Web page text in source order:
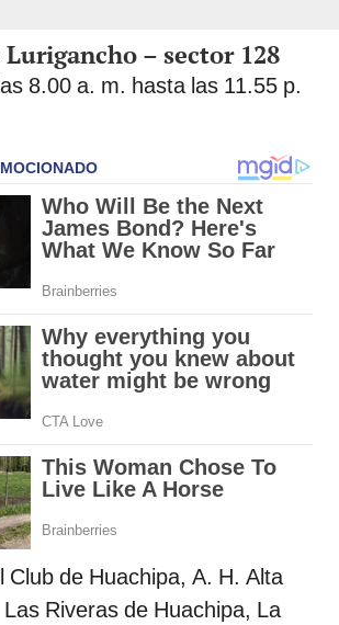
Lurigancho – sector 128
8.00 a. m. hasta las 11.55 p.
Club de Huachipa, A. H. Alta
Riveras de Huachipa, La